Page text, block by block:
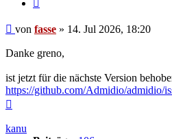
Beitrag
von fasse » 14. Jul 2026, 18:20
Danke greno,
ist jetzt für die nächste Version
https://github.com/Admidio/admidio/
kanu